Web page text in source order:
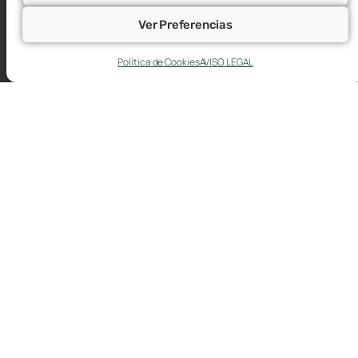
Ver Preferencias
Política de CookiesAVISO LEGAL